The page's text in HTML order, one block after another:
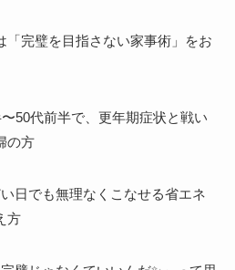
「完璧を目指さない家事術」をお
50代前半で、更年期症状と戦い
の方
日でも無理なくこなせる省エネ
方